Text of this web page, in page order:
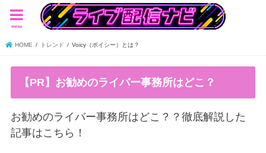
menu
HOME トレンド Voicy（ボイシー）とは？
【PR】お勧めのライバー事務所はどこ？
お勧めのライバー事務所はどこ？？徹底解説した
記事はこちら！